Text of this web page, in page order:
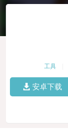
工具
安卓下载